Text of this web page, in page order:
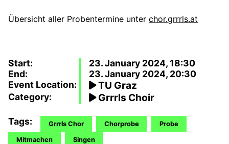
Übersicht aller Probentermine unter chor.grrrls.at
Start:
23. January 2024, 18:30
End:
23. January 2024, 20:30
Event Location:
TU Graz
Category: Grrrls Choir
Tags: Grrrls Chor Chorprobe Probe
Mitmachen Singen